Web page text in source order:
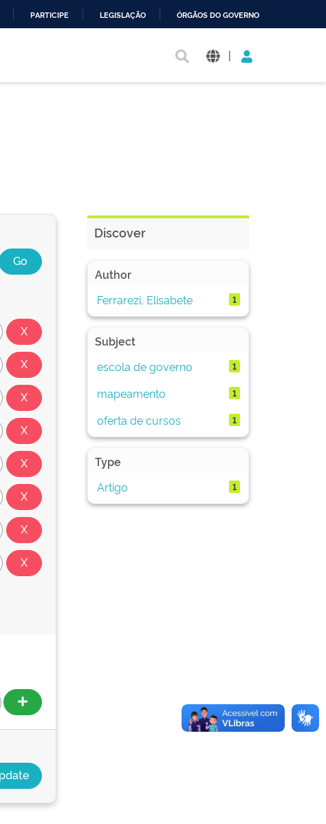
PARTICIPE LEGISLAÇÃO ÓRGÃOS DO GOVERNO
|
Discover
Author
Ferrarezi, Elisabete
1
Subject
escola de governo
1
mapeamento 1
oferta de cursos 1
Type
Artigo
1